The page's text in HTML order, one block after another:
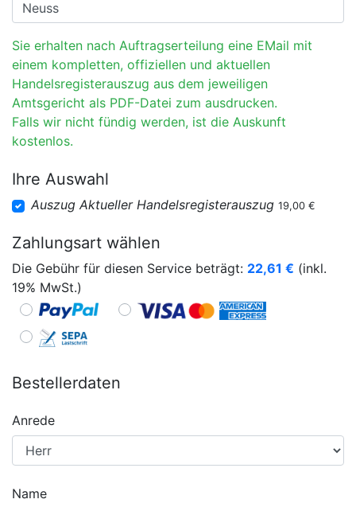
Sie erhalten nach Auftragserteilung eine EMail mit
einem kompletten, offiziellen und aktuellen
Handelsregisterauszug aus dem jeweiligen
Amtsgericht als PDF-Datei zum ausdrucken.
Falls wir nicht fündig werden, ist die Auskunft
kostenlos.
Ihre Auswahl
Auszug Aktueller Handelsregisterauszug 19,00 €
Zahlungsart wählen
Die Gebühr für diesen Service beträgt: 22,61 € (inkl.
19% MwSt.)
Bestellerdaten
Anrede
Name